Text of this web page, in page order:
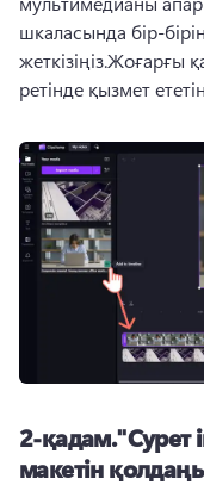
шкаласында бір-
жеткізіңіз.Жоғарғы
ретінде қызмет
2-қадам."Сурет
макетін